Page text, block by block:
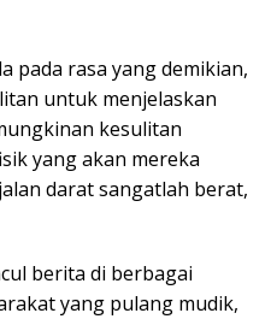
pada rasa yang demikian,
untuk menjelaskan
kesulitan
yang akan mereka
darat sangatlah berat,
berita di berbagai
yang pulang mudik,